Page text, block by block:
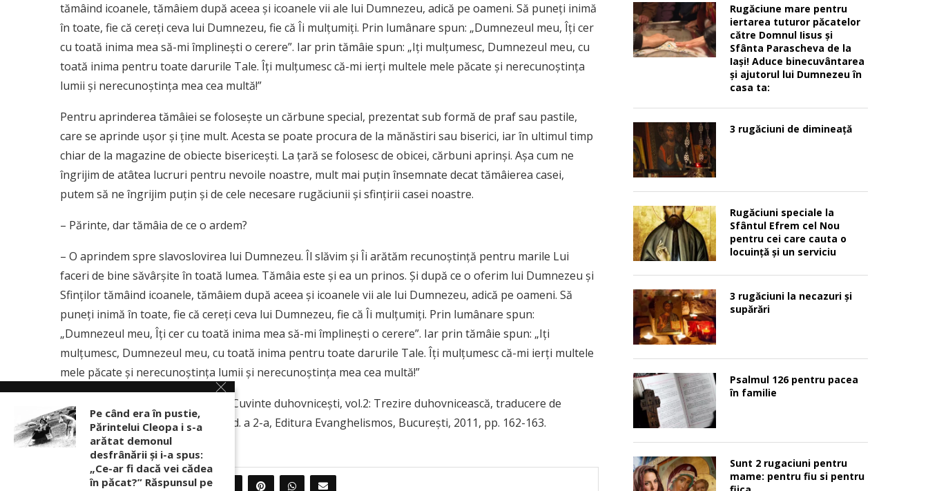
tămâind icoanele, tămâiem după aceea şi icoanele vii ale lui Dumnezeu, adică pe oameni. Să puneţi inimă
în toate, fie că cereţi ceva lui Dumnezeu, fie că Îi mulţumiţi. Prin lumânare spun: „Dumnezeul meu, Îţi cer
cu toată inima mea să-mi împlineşti o cerere”. Iar prin tămâie spun: „Iţi mulţumesc, Dumnezeul meu, cu
toată inima pentru toate darurile Tale. Îţi mulţumesc că-mi ierţi multele mele păcate şi nerecunoştinţa
lumii şi nerecunoştinţa mea cea multă!”
Pentru aprinderea tămâiei se folosește un cărbune special, prezentat sub formă de praf sau pastile,
care se aprinde ușor și ține mult. Acesta se poate procura de la mănăstiri sau biserici, iar în ultimul timp
chiar de la magazine de obiecte bisericești. La țară se folosesc de obicei, cărbuni aprinși. Așa cum ne
îngrijim de atâtea lucruri pentru nevoile noastre, mult mai puțin însemnate decat tămâierea casei,
putem să ne îngrijim puțin și de cele necesare rugăciunii și sfințirii casei noastre.
– Părinte, dar tămâia de ce o ardem?
– O aprindem spre slavoslovirea lui Dumnezeu. Îl slăvim şi Îi arătăm recunoştinţă pentru marile Lui
faceri de bine săvârşite în toată lumea. Tămâia este şi ea un prinos. Şi după ce o oferim lui Dumnezeu şi
Sfinţilor tămâind icoanele, tămâiem după aceea şi icoanele vii ale lui Dumnezeu, adică pe oameni. Să
puneţi inimă în toate, fie că cereţi ceva lui Dumnezeu, fie că Îi mulţumiţi. Prin lumânare spun:
„Dumnezeul meu, Îţi cer cu toată inima mea să-mi împlineşti o cerere”. Iar prin tămâie spun: „Iţi
mulţumesc, Dumnezeul meu, cu toată inima pentru toate darurile Tale. Îţi mulţumesc că-mi ierţi multele
mele păcate şi nerecunoştinţa lumii şi nerecunoştinţa mea cea multă!”
Sursa: Cuviosul Paisie Aghioritul, Cuvinte duhovnicești, vol.2: Trezire duhovnicească, traducere de
Ieroschimonah Ștefan Nuțescu, Ed. a 2-a, Editura Evanghelismos, București, 2011, pp. 162-163.
PARTAJEAZA 0
Rugăciune mare pentru
iertarea tuturor păcatelor
către Domnul Iisus şi
Sfânta Parascheva de la
Iaşi! Aduce binecuvântarea
şi ajutorul lui Dumnezeu în
casa ta:
3 rugăciuni de dimineață
Rugăciuni speciale la
Sfântul Efrem cel Nou
pentru cei care cauta o
locuinţă şi un serviciu
3 rugăciuni la necazuri și
supărări
Psalmul 126 pentru pacea
în familie
Sunt 2 rugaciuni pentru
mame: pentru fiu si pentru
Pe când era în pustie,
Părintelui Cleopa i s-a
arătat demonul
desfrânării şi i-a spus:
„Ce-ar fi dacă vei cădea
în păcat?” Răspunsul pe